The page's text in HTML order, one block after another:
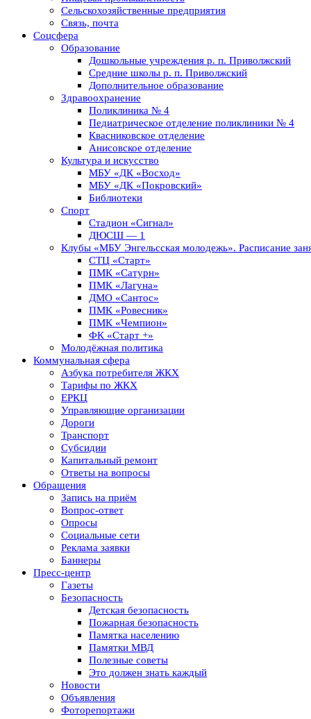
Сельскохозяйственные предприятия
Связь, почта
Соцсфера
Образование
Дошкольные учреждения р. п. Приволжский
Средние школы р. п. Приволжский
Дополнительное образование
Здравоохранение
Поликлиника № 4
Педиатрическое отделение поликлиники № 4
Квасниковское отделение
Анисовское отделение
Культура и искусство
МБУ «ДК «Восход»
МБУ «ДК «Покровский»
Библиотеки
Спорт
Стадион «Сигнал»
ДЮСШ — 1
Клубы «МБУ Энгельсская молодежь». Расписание
СТЦ «Старт»
ПМК «Сатурн»
ПМК «Лагуна»
ДМО «Сантос»
ПМК «Ровесник»
ПМК «Чемпион»
ФК «Старт +»
Молодёжная политика
Коммунальная сфера
Азбука потребителя ЖКХ
Тарифы по ЖКХ
ЕРКЦ
Управляющие организации
Дороги
Транспорт
Субсидии
Капитальный ремонт
Ответы на вопросы
Обращения
Запись на приём
Вопрос-ответ
Опросы
Социальные сети
Реклама заявки
Баннеры
Пресс-центр
Газеты
Безопасность
Детская безопасность
Пожарная безопасность
Памятка населению
Памятки МВД
Полезные советы
Это должен знать каждый
Новости
Объявления
Фоторепортажи